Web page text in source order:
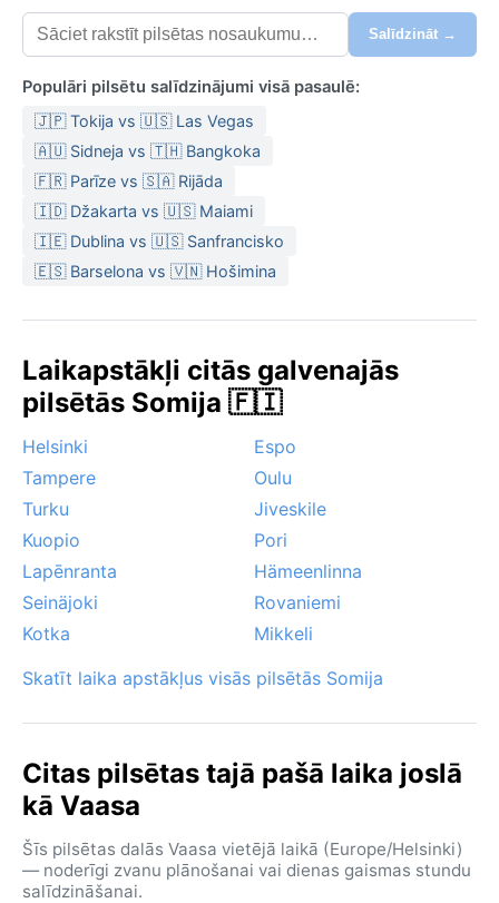
Salīdzināt →
Populāri pilsētu salīdzinājumi visā pasaulē:
🇯🇵 Tokija vs 🇺🇸 Las Vegas
🇦🇺 Sidneja vs 🇹🇭 Bangkoka
🇫🇷 Parīze vs 🇸🇦 Rijāda
🇮🇩 Džakarta vs 🇺🇸 Maiami
🇮🇪 Dublina vs 🇺🇸 Sanfrancisko
🇪🇸 Barselona vs 🇻🇳 Hošimina
Laikapstākļi citās galvenajās
pilsētās Somija 🇫🇮
Helsinki
Espo
Tampere
Oulu
Turku
Jiveskile
Kuopio
Pori
Lapēnranta
Hämeenlinna
Seinäjoki
Rovaniemi
Kotka
Mikkeli
Skatīt laika apstākļus visās pilsētās Somija
Citas pilsētas tajā pašā laika joslā
kā Vaasa
Šīs pilsētas dalās Vaasa vietējā laikā (Europe/Helsinki)
— noderīgi zvanu plānošanai vai dienas gaismas stundu
salīdzināšanai.